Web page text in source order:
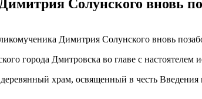
Солунского вновь
города Дмитровска во главе с
храм, освященный в честь